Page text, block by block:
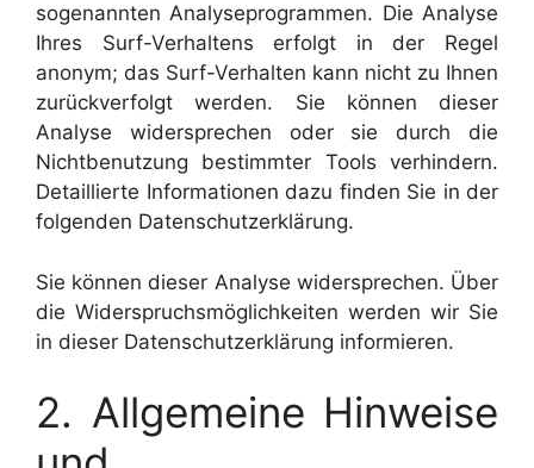
sogenannten Analyseprogrammen. Die Analyse
Ihres Surf-Verhaltens erfolgt in der Regel
anonym; das Surf-Verhalten kann nicht zu Ihnen
zurückverfolgt werden. Sie können dieser
Analyse widersprechen oder sie durch die
Nichtbenutzung bestimmter Tools verhindern.
Detaillierte Informationen dazu finden Sie in der
folgenden Datenschutzerklärung.
Sie können dieser Analyse widersprechen. Über
die Widerspruchsmöglichkeiten werden wir Sie
in dieser Datenschutzerklärung informieren.
2. Allgemeine Hinweise